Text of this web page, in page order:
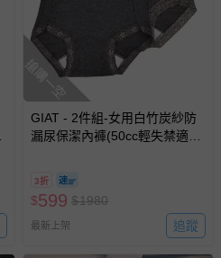
搶購一空
GIAT - 2件組-女用白竹炭紗防
漏尿保潔內褲(50cc輕失禁適
3折
$599 $1980
最新上架 追蹤